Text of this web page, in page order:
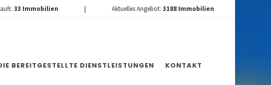
33 Immobilien | Aktuelles Angebot: 3188 Immobilien
BEREITGESTELLTE DIENSTLEISTUNGEN KONTAKT